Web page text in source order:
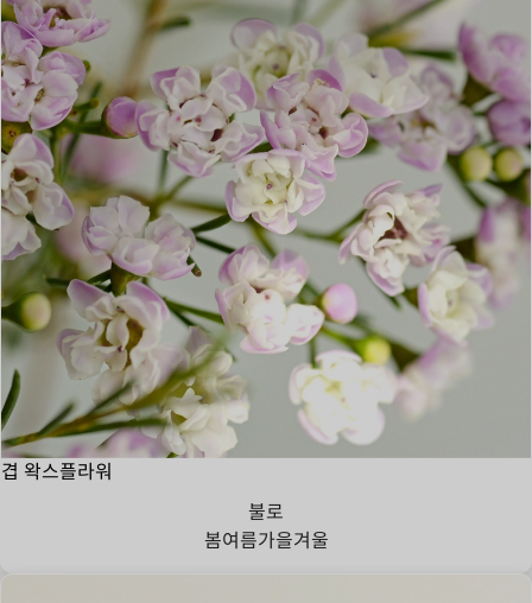
겹 왁스플라워
불로
봄여름가을겨울